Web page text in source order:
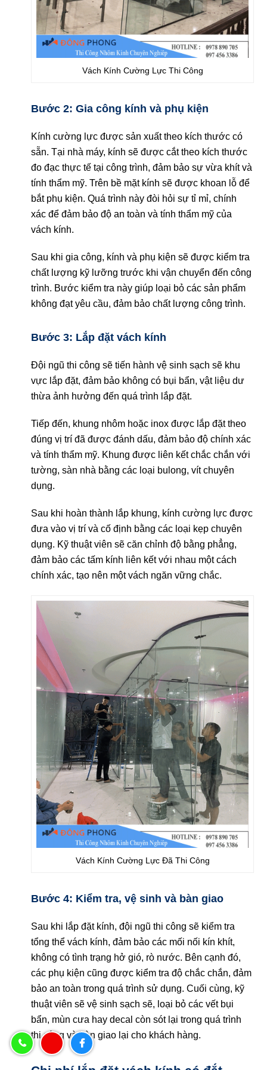
Vách Kính Cường Lực Thi Công
Bước 2: Gia công kính và phụ kiện
Kính cường lực được sản xuất theo kích thước có
sẵn. Tại nhà máy, kính sẽ được cắt theo kích thước
đo đạc thực tế tại công trình, đảm bảo sự vừa khít và
tính thẩm mỹ. Trên bề mặt kính sẽ được khoan lỗ để
bắt phụ kiện. Quá trình này đòi hỏi sự tỉ mỉ, chính
xác để đảm bảo độ an toàn và tính thẩm mỹ của
vách kính.
Sau khi gia công, kính và phụ kiện sẽ được kiểm tra
chất lượng kỹ lưỡng trước khi vận chuyển đến công
trình. Bước kiểm tra này giúp loại bỏ các sản phẩm
không đạt yêu cầu, đảm bảo chất lượng công trình.
Bước 3: Lắp đặt vách kính
Đội ngũ thi công sẽ tiến hành vệ sinh sạch sẽ khu
vực lắp đặt, đảm bảo không có bụi bẩn, vật liệu dư
thừa ảnh hưởng đến quá trình lắp đặt.
Tiếp đến, khung nhôm hoặc inox được lắp đặt theo
đúng vị trí đã được đánh dấu, đảm bảo độ chính xác
và tính thẩm mỹ. Khung được liên kết chắc chắn với
tường, sàn nhà bằng các loại bulong, vít chuyên
dụng.
Sau khi hoàn thành lắp khung, kính cường lực được
đưa vào vị trí và cố định bằng các loại kẹp chuyên
dụng. Kỹ thuật viên sẽ căn chỉnh độ bằng phẳng,
đảm bảo các tấm kính liên kết với nhau một cách
chính xác, tạo nên một vách ngăn vững chắc.
Vách Kính Cường Lực Đã Thi Công
Bước 4: Kiểm tra, vệ sinh và bàn giao
Sau khi lắp đặt kính, đội ngũ thi công sẽ kiểm tra
tổng thể vách kính, đảm bảo các mối nối kín khít,
không có tình trạng hở gió, rò nước. Bên cạnh đó,
các phụ kiện cũng được kiểm tra độ chắc chắn, đảm
bảo an toàn trong quá trình sử dụng. Cuối cùng, kỹ
thuật viên sẽ vệ sinh sạch sẽ, loại bỏ các vết bụi
bẩn, mùn cưa hay decal còn sót lại trong quá trình
thi công và bàn giao lại cho khách hàng.